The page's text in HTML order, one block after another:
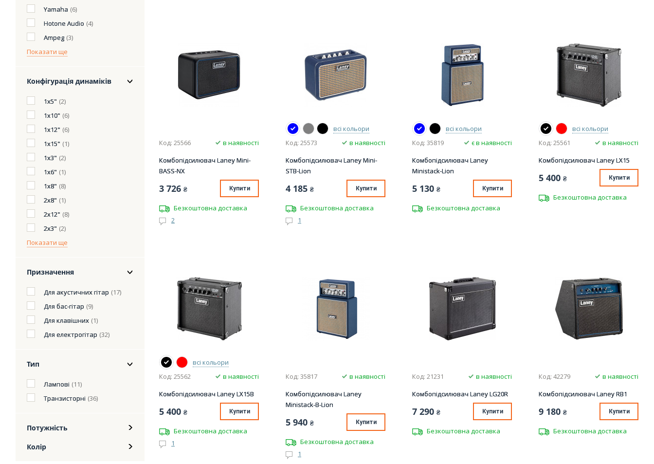
Yamaha (6)
Hotone Audio (4)
Ampeg (3)
Показати ще
Конфігурація динаміків
1x5" (2)
1х10" (6)
1х12" (6)
1х15" (1)
1х3" (2)
1х6" (1)
1х8" (8)
2x8" (1)
2х12" (8)
2х3" (2)
Показати ще
Призначення
Для акустичних гітар (17)
Для бас-гітар (9)
Для клавішних (1)
Для електрогітар (32)
Тип
Лампові (11)
Транзисторні (36)
Потужність
Колір
Код: 25566
в наявності
Комбопідсилювач Laney Mini-
BASS-NX
3 726 ₴ Купити
Безкоштовна доставка
2
всі кольори
Код: 25573
в наявності
Комбопідсилювач Laney Mini-
STB-Lion
4 185 ₴ Купити
Безкоштовна доставка
1
всі кольори
Код: 35819
є в наявності
Комбопідсилювач Laney
Ministack-Lion
5 130 ₴ Купити
Безкоштовна доставка
всі кольори
Код: 25561
в наявності
Комбопідсилювач Laney LX15
5 400 ₴ Купити
Безкоштовна доставка
всі кольори
Код: 25562
в наявності
Комбопідсилювач Laney LX15B
5 400 ₴ Купити
Безкоштовна доставка
1
Код: 35817
в наявності
Комбопідсилювач Laney
Ministack-B-Lion
5 940 ₴ Купити
Безкоштовна доставка
1
Код: 21231
в наявності
Комбопідсилювач Laney LG20R
7 290 ₴ Купити
Безкоштовна доставка
Код: 42279
в наявності
Комбопідсилювач Laney RB1
9 180 ₴ Купити
Безкоштовна доставка